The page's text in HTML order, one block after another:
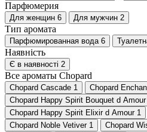
Парфюмерия
Для женщин 6 Для мужчин 2
Тип аромата
Парфюмированная вода 6
Наявність
Є в наявності 2
Все ароматы Chopard
Chopard Cascade 1 Chopard
Chopard Happy Spirit Bouquet d Amour
Chopard Happy Spirit Elixir d Amour 1
Chopard Noble Vetiver 1 Chopard